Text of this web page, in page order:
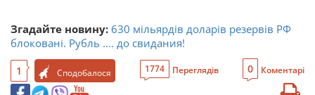
Згадайте новину: 630 мільярдів доларів резервів РФ
блоковані. Рубль .... до свидания!
1 Сподобалося 1774 Переглядів 0 Коментарі